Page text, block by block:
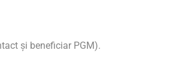
și beneficiar PGM).